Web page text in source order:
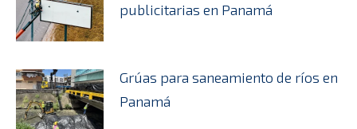
publicitarias en Panamá
Grúas para saneamiento de ríos en
Panamá